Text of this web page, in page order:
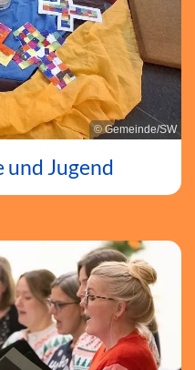
© Gemeinde/SW
und Jugend